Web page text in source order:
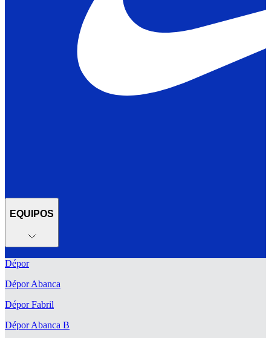
EQUIPOS
Dépor
Dépor Abanca
Dépor Fabril
Dépor Abanca B